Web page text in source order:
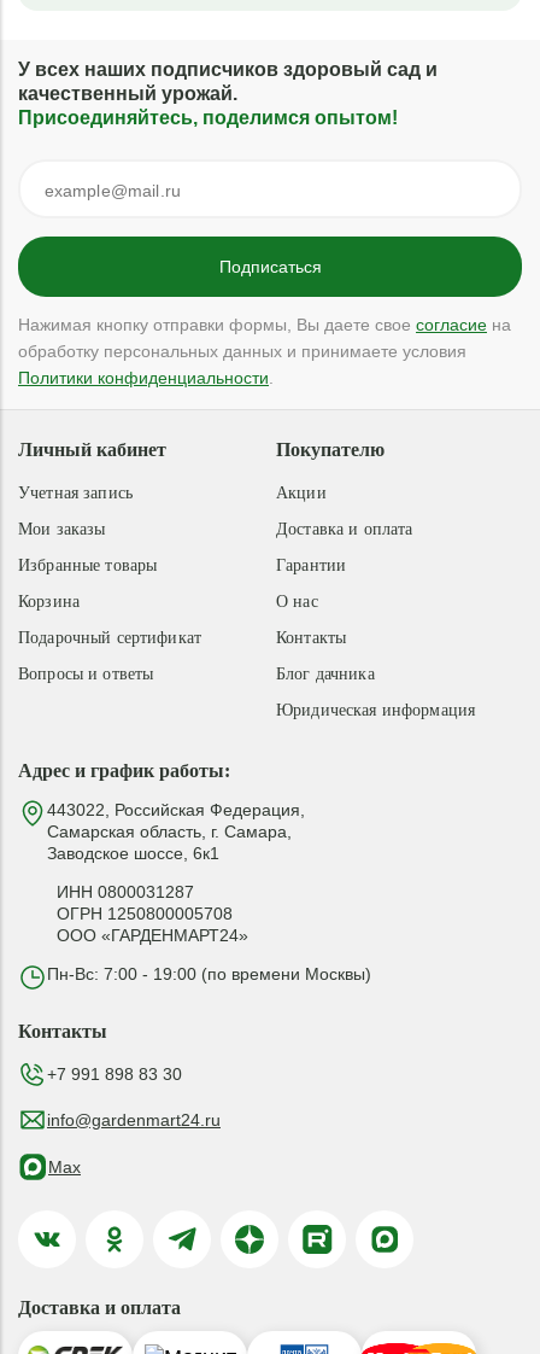
У всех наших подписчиков здоровый сад и
качественный урожай.
Присоединяйтесь, поделимся опытом!
Нажимая кнопку отправки формы, Вы даете свое согласие на
обработку персональных данных и принимаете условия
Политики конфиденциальности
Адрес и график работы:
443022, Российская Федерация,
Самарская область, г. Самара,
Заводское шоссе, 6к1
ИНН 0800031287
ОГРН 1250800005708
ООО «ГАРДЕНМАРТ24»
Пн-Вс: 7:00 - 19:00 (по времени Москвы)
Покупателю
Акции
Доставка и оплата
Гарантии
О нас
Контакты
Блог дачника
Юридическая информация
Личный кабинет
Учетная запись
Мои заказы
Избранные товары
Корзина
Подарочный сертификат
Вопросы и ответы
Контакты
+7 991 898 83 30
info@gardenmart24.ru
Max
Доставка и оплата